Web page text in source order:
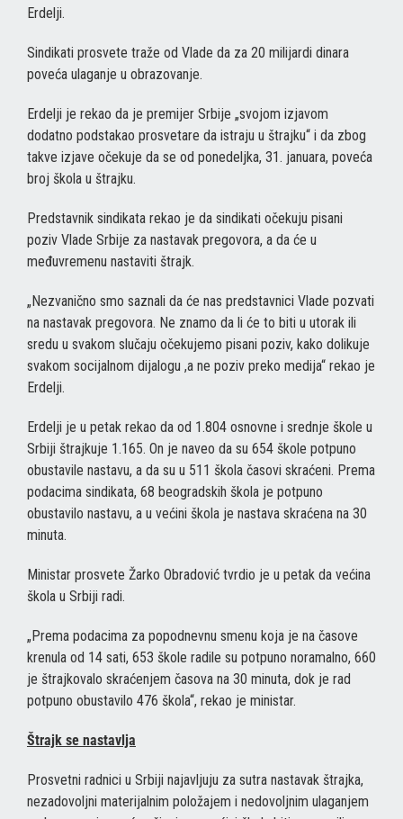
Erdelji.
Sindikati prosvete traže od Vlade da za 20 milijardi dinara
poveća ulaganje u obrazovanje.
Erdelji je rekao da je premijer Srbije „svojom izjavom
dodatno podstakao prosvetare da istraju u štrajku“ i da zbog
takve izjave očekuje da se od ponedeljka, 31. januara, poveća
broj škola u štrajku.
Predstavnik sindikata rekao je da sindikati očekuju pisani
poziv Vlade Srbije za nastavak pregovora, a da će u
međuvremenu nastaviti štrajk.
„Nezvanično smo saznali da će nas predstavnici Vlade pozvati
na nastavak pregovora. Ne znamo da li će to biti u utorak ili
sredu u svakom slučaju očekujemo pisani poziv, kako dolikuje
svakom socijalnom dijalogu ,a ne poziv preko medija“ rekao je
Erdelji.
Erdelji je u petak rekao da od 1.804 osnovne i srednje škole u
Srbiji štrajkuje 1.165. On je naveo da su 654 škole potpuno
obustavile nastavu, a da su u 511 škola časovi skraćeni. Prema
podacima sindikata, 68 beogradskih škola je potpuno
obustavilo nastavu, a u većini škola je nastava skraćena na 30
minuta.
Ministar prosvete Žarko Obradović tvrdio je u petak da većina
škola u Srbiji radi.
„Prema podacima za popodnevnu smenu koja je na časove
krenula od 14 sati, 653 škole radile su potpuno noramalno, 660
je štrajkovalo skraćenjem časova na 30 minuta, dok je rad
potpuno obustavilo 476 škola“, rekao je ministar.
Štrajk se nastavlja
Prosvetni radnici u Srbiji najavljuju za sutra nastavak štrajka,
nezadovoljni materijalnim položajem i nedovoljnim ulaganjem